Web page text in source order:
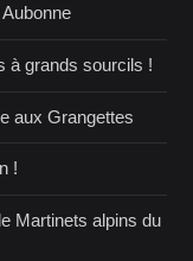
à grands sourcils !
aux Grangettes
!
Martinets alpins du